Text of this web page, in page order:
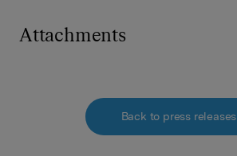
Attachments
Back to press releases